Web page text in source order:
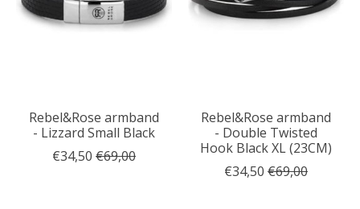
Rebel&Rose armband
- Lizzard Small Black
€34,50 €69,00
Rebel&Rose armband
- Double Twisted
Hook Black XL (23CM)
€34,50 €69,00